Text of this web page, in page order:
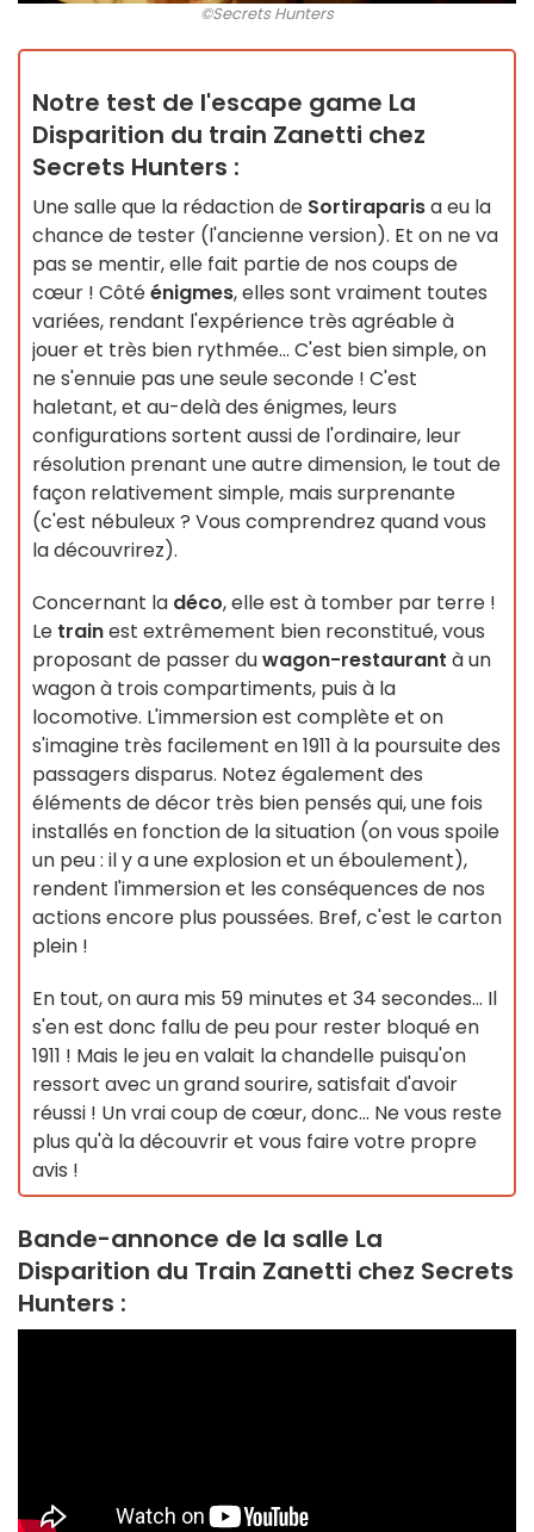
©Secrets Hunters
Notre test de l'escape game La
Disparition du train Zanetti chez
Secrets Hunters :
Une salle que la rédaction de Sortiraparisa eu la
chance de tester (l'ancienne version). Et on ne va
pas se mentir, elle fait partie de nos coups de
cœur ! Côtéénigmes, elles sont vraiment toutes
variées, rendant l'expérience très agréable à
jouer et très bien rythmée... C'est bien simple, on
ne s'ennuie pas une seule seconde ! C'est
haletant, et au-delà des énigmes, leurs
configurations sortent aussi de l'ordinaire, leur
résolution prenant une autre dimension, le tout de
façon relativement simple, mais surprenante
(c'est nébuleux ? Vous comprendrez quand vous
la découvrirez).
Concernant la déco, elle est à tomber par terre !
Le trainest extrêmement bien reconstitué, vous
proposant de passer duwagon-restaurant à un
wagon à trois compartiments, puis à la
locomotive. L'immersion est complète et on
s'imagine très facilement en 1911 à la poursuite des
passagers disparus. Notez également des
éléments de décor très bien pensés qui, une fois
installés en fonction de la situation (on vous spoile
un peu : il y a une explosion et un éboulement),
rendent l'immersion et les conséquences de nos
actions encore plus poussées. Bref, c'est le carton
plein !
En tout, on aura mis 59 minutes et 34 secondes... Il
s'en est donc fallu de peu pour rester bloqué en
1911 ! Mais le jeu en valait la chandelle puisqu'on
ressort avec un grand sourire, satisfait d'avoir
réussi ! Un vrai coup de cœur, donc... Ne vous reste
plus qu'à la découvrir et vous faire votre propre
avis !
Bande-annonce de la salle La
Disparition du Train Zanetti chez Secrets
Hunters :